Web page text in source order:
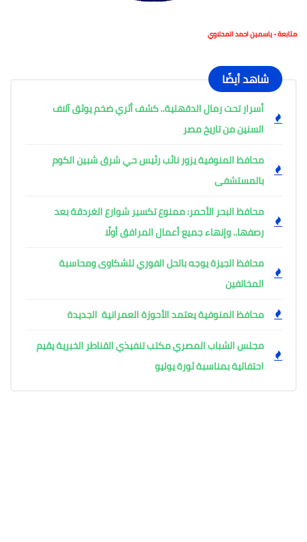
متابعة - ياسمين احمد المحلاوي
شاهد أيضًا
أسرار تحت رمال الدقهلية.. كشف أثري ضخم يوثق آلاف
السنين من تاريخ مصر
محافظ المنوفية يزور نائب رئيس حي شرق شبين الكوم
بالمستشفى
محافظ البحر الأحمر: ممنوع تكسير شوارع الغردقة بعد
رصفها.. وإنهاء جميع أعمال المرافق أولًا
محافظ الجيزة يوجه بالحل الفوري للشكاوى ومحاسبة
المخالفين
محافظ المنوفية يعتمد الأحوزة العمرانية الجديدة
مجلس الشباب المصري مكتب تنفيذي القناطر الخبرية يقيم
احتفالية بمناسبة ثورة يوليو